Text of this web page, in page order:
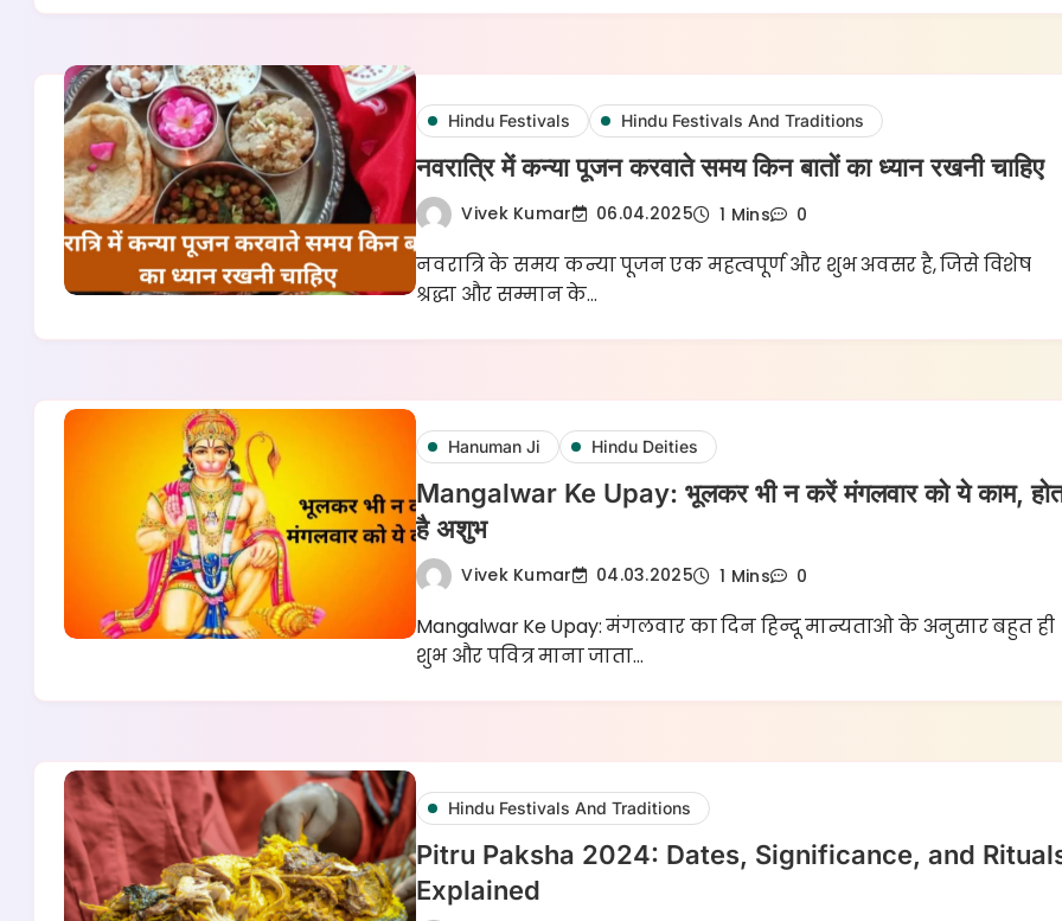
Hindu Festivals Hindu Festivals And Traditions
नवरात्रि में कन्या पूजन करवाते समय किन बातों का ध्यान रखनी चाहिए
Vivek Kumar 06.04.2025 1 Mins 0
नवरात्रि के समय कन्या पूजन एक महत्वपूर्ण और शुभ अवसर है, जिसे विशेष
श्रद्धा और सम्मान के…
Hanuman Ji Hindu Deities
Mangalwar Ke Upay: भूलकर भी न करें मंगलवार को ये काम,
है अशुभ
Vivek Kumar 04.03.2025 1 Mins 0
Mangalwar Ke Upay: मंगलवार का दिन हिन्दू मान्यताओ के अनुसार बहुत ही
शुभ और पवित्र माना जाता…
Hindu Festivals And Traditions
Pitru Paksha 2024: Dates, Significance, and
Explained